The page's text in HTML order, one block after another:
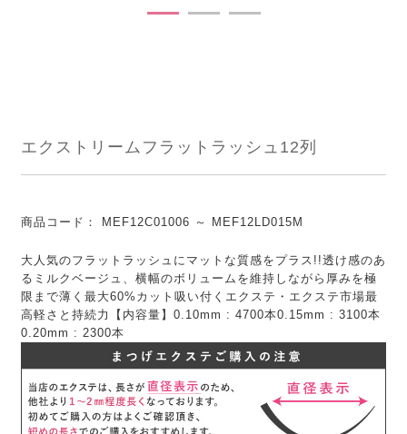
エクストリームフラットラッシュ12列
商品コード： MEF12C01006 ～ MEF12LD015M
大人気のフラットラッシュにマットな質感をプラス!!透け感のあ
るミルクベージュ、横幅のボリュームを維持しながら厚みを極
限まで薄く最大60%カット吸い付くエクステ・エクステ市場最
高軽さと持続力【内容量】0.10mm : 4700本0.15mm : 3100本
0.20mm : 2300本